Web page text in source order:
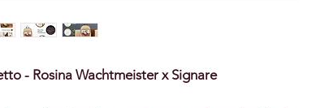
- Rosina Wachtmeister x Signare